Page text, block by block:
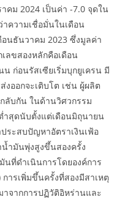
คม 2024 เป็นค่า -7.0 จุดใน
ความเชื่อมั่นในเดือน
นธันวาคม 2023 ซึ่งมูลค่า
ลขสองหลักคือเดือน
ก่อนรัสเซียเริ่มบุกยูเครน มี
งออกจะเติบโต เช่น ผู้ผลิต
ลับกัน ในด้านวิศวกรรม
ำสุดนับตั้งแต่เดือนมิถุนายน
ระสบปัญหาอัตราเงินเฟ้อ
ำมันพุ่งสูงขึ้นสองครั้ง
นที่ดำเนินการโดยองค์การ
การเพิ่มขึ้นครั้งที่สองมีสาเหตุ
จากการปฏิวัติอิหร่านและ